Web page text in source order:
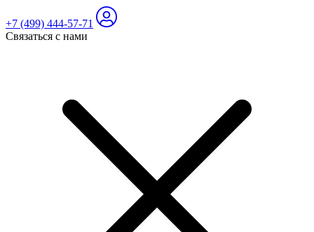
+7 (499) 444-57-71
Связаться с нами